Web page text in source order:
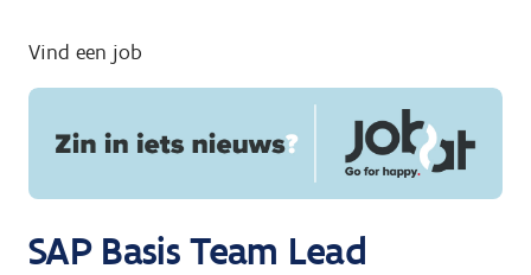
u
g
a
r
Vind een job
SAP Basis Team Lead